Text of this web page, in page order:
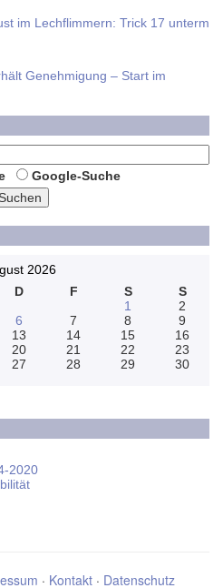
im Lech­flim­mern: Trick 17 unterm
Genehmigung – Start im
Google-Suche
Suchen
2026
D F S
S
1
2
6 7 8
9
13 14 15
16
20 21 22
23
27 28 29
30
2020
· Kontakt · Datenschutz